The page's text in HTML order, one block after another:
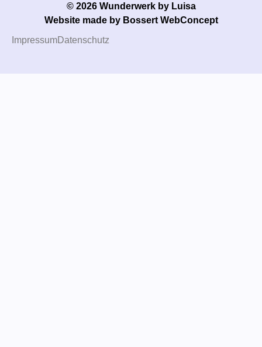
© 2026 Wunderwerk by Luisa
Website made by Bossert WebConcept
ImpressumDatenschutz